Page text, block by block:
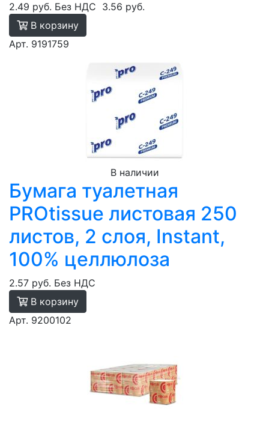
2.49 руб. Без НДС 3.56 руб.
В корзину
Арт. 9191759
В наличии
Бумага туалетная
PROtissue листовая 250
листов, 2 слоя, Instant,
100% целлюлоза
2.57 руб. Без НДС
В корзину
Арт. 9200102